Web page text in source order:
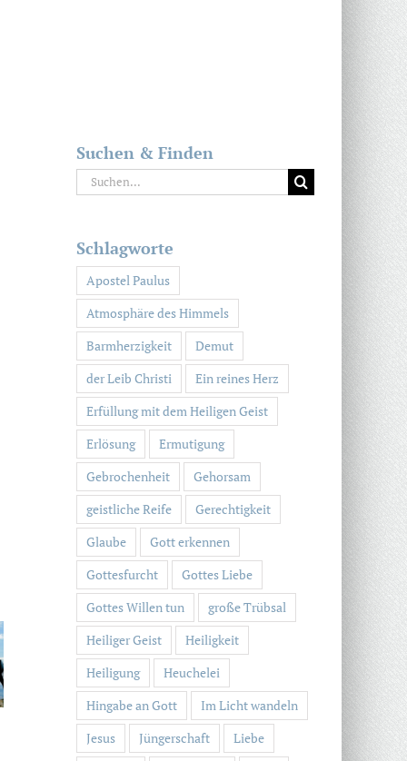
Suchen & Finden
Suche
nach:
Schlagworte
Apostel Paulus
Atmosphäre des Himmels
Barmherzigkeit
Demut
der Leib Christi
Ein reines Herz
Erfüllung mit dem Heiligen Geist
Erlösung
Ermutigung
Gebrochenheit
Gehorsam
geistliche Reife
Gerechtigkeit
Glaube
Gott erkennen
Gottesfurcht
Gottes Liebe
Gottes Willen tun
große Trübsal
Heiliger Geist
Heiligkeit
Heiligung
Heuchelei
Hingabe an Gott
Im Licht wandeln
Jesus
Jüngerschaft
Liebe